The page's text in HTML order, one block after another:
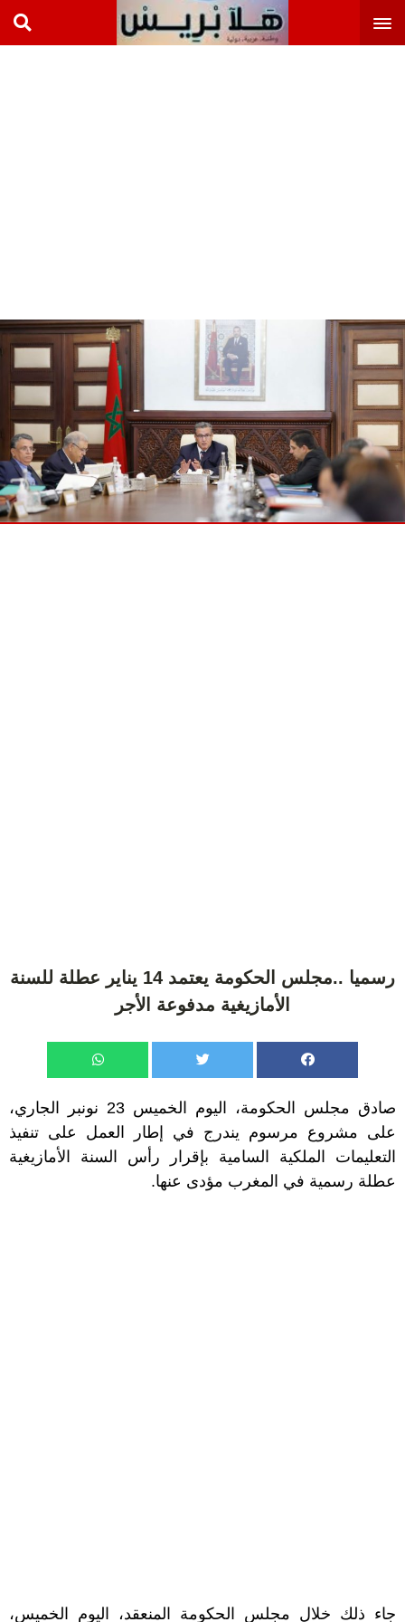
رسميا ..مجلس الحكومة يعتمد 14 يناير عطلة للسنة
الأمازيغية مدفوعة الأجر
صادق مجلس الحكومة، اليوم الخميس 23 نونبر الجاري،
على مشروع مرسوم يندرج في إطار العمل على تنفيذ
التعليمات الملكية السامية بإقرار رأس السنة الأمازيغية
عطلة رسمية في المغرب مؤدى عنها.
جاء ذلك خلال مجلس الحكومة المنعقد، اليوم الخميس،